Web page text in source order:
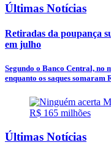
Últimas Notícias
Retiradas da poupança
em julho
Segundo o Banco Central, no
enquanto os saques somaram
Últimas Notícias